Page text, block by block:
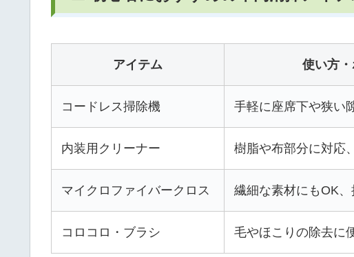
アイテム 使い方
コードレス掃除機 手軽に座席下や狭い
内装用クリーナー 樹脂や布部分に対応
マイクロファイバークロス 繊細な素材にもOK
コロコロ・ブラシ 毛やほこりの除去に